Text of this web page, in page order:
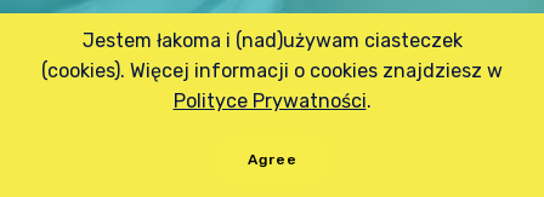
Jestem łakoma i (nad)używam ciasteczek
(cookies). Więcej informacji o cookies znajdziesz w
Polityce Prywatności.
Agree